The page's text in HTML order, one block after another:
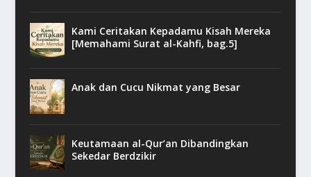
Kami Ceritakan Kepadamu Kisah Mereka
[Memahami Surat al-Kahfi, bag.5]
Anak dan Cucu Nikmat yang Besar
Keutamaan al-Qur’an Dibandingkan
Sekedar Berdzikir